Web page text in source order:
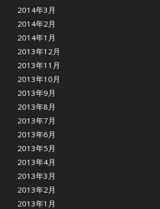
2014年3月
2014年2月
2014年1月
2013年12月
2013年11月
2013年10月
2013年9月
2013年8月
2013年7月
2013年6月
2013年5月
2013年4月
2013年3月
2013年2月
2013年1月